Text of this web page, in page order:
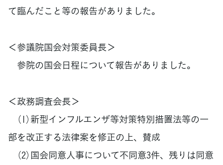
て臨んだこと等の報告がありました。
＜参議院国会対策委員長＞
参院の国会日程について報告がありました。
＜政務調査会長＞
（1）新型インフルエンザ等対策特別措置法等の一
部を改正する法律案を修正の上、賛成
（2）国会同意人事について不同意3件、残りは同意